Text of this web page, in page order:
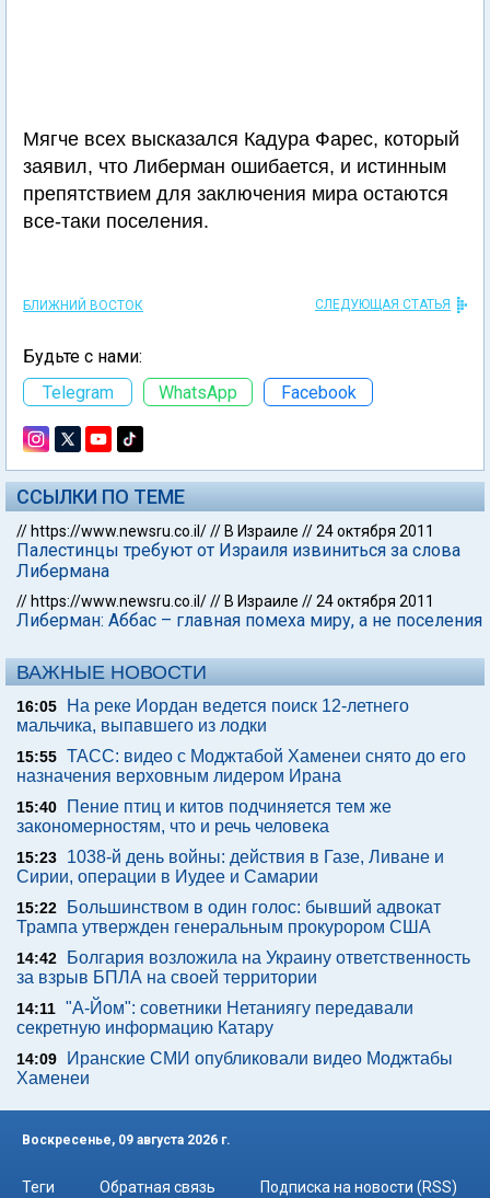
Мягче всех высказался Кадура Фарес, который
заявил, что Либерман ошибается, и истинным
препятствием для заключения мира остаются
все-таки поселения.
БЛИЖНИЙ ВОСТОК СЛЕДУЮЩАЯ СТАТЬЯ
Будьте с нами:
Telegram
WhatsApp Facebook
ССЫЛКИ ПО ТЕМЕ
// https://www.newsru.co.il/// В Израиле //24 октября 2011
Палестинцы требуют от Израиля извиниться за слова
Либермана
// https://www.newsru.co.il/// В Израиле //24 октября 2011
Либерман: Аббас – главная помеха миру, а не поселения
ВАЖНЫЕ НОВОСТИ
16:05
На реке Иордан ведется поиск 12-летнего
мальчика, выпавшего из лодки
15:55 ТАСС: видео с Моджтабой Хаменеи снято до его
назначения верховным лидером Ирана
15:40
Пение птиц и китов подчиняется тем же
закономерностям, что и речь человека
15:23
1038-й день войны: действия в Газе, Ливане и
Сирии, операции в Иудее и Самарии
15:22
Большинством в один голос: бывший адвокат
Трампа утвержден генеральным прокурором США
14:42
Болгария возложила на Украину ответственность
за взрыв БПЛА на своей территории
14:11 "А-Йом": советники Нетаниягу передавали
секретную информацию Катару
14:09
Иранские СМИ опубликовали видео Моджтабы
Хаменеи
Воскресенье, 09 августа 2026 г.
Теги Обратная связь Подписка на новости (RSS)